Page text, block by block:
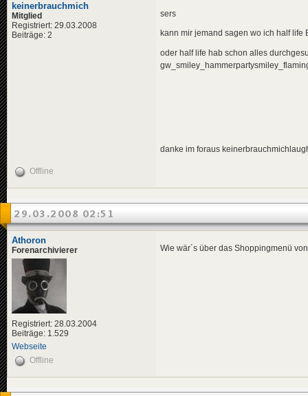
keinerbrauchmich
Mitglied
Registriert: 29.03.2008
Beiträge: 2
sers
kann mir jemand sagen wo ich half life
oder half life hab schon alles
danke im foraus
Offline
29.03.2008 02:51
Athoron
Forenarchivierer
Registriert: 28.03.2004
Beiträge: 1.529
Webseite
Wie wär´s über das Shoppingmenü
Offline